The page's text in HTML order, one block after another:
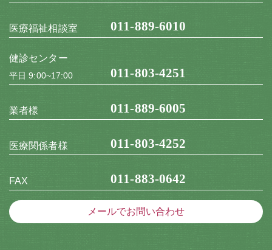
医療福祉相談室 011-889-6010
健診センター
平日 9:00~17:00 011-803-4251
業者様 011-889-6005
医療関係者様 011-803-4252
FAX 011-883-0642
メールでお問い合わせ